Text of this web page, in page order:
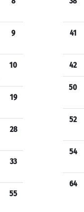
9
10
19
28
33
55
41
42
50
52
54
64